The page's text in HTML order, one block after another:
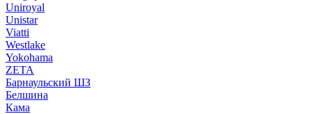
Uniroyal
Unistar
Viatti
Westlake
Yokohama
ZETA
Барнаульский ШЗ
Белшина
Кама